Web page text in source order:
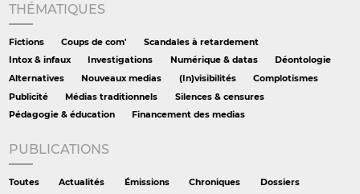
THÉMATIQUES
Fictions Coups de com'
Scandales à retardement
Intox & infaux
Investigations Numérique & datas
Déontologie
Alternatives
Nouveaux medias (In)visibilités
Complotismes
Publicité
Médias traditionnels
Silences & censures
Pédagogie & éducation
Financement des medias
PUBLICATIONS
Toutes Actualités Émissions Chroniques
Dossiers